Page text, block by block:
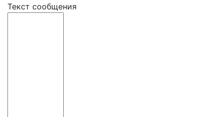
Текст сообщения